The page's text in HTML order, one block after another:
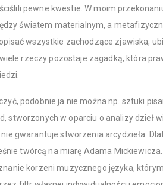
pewne kwestie. W moim
światem materialnym, a
wszystkie zachodzące zjawiska,
rzeczy pozostaje zagadką, która
podobnie ja nie można np. sztuki
stworzonych w oparciu o analizy dzieł
gwarantuje stworzenia arcydzieła.
twórcą na miarę Adama
korzeni muzycznego języka, którym